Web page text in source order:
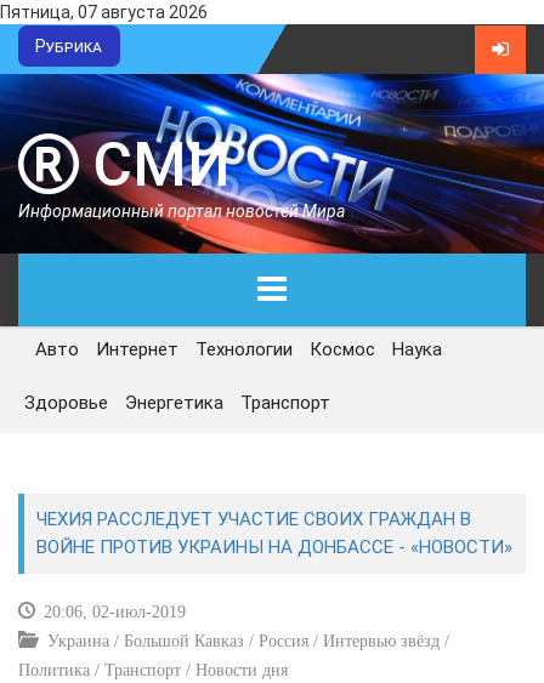
Пятница, 07 августа 2026
Рубрика
СМИ
Информационный портал новостей Мира
ГЛАВНАЯ
СЕГОДНЯ
ЭКОНОМИКА
СПОРТ
Авто Интернет Технологии Космос Наука
Здоровье Энергетика Транспорт
ЧЕХИЯ РАССЛЕДУЕТ УЧАСТИЕ СВОИХ ГРАЖДАН В
ВОЙНЕ ПРОТИВ УКРАИНЫ НА ДОНБАССЕ - «НОВОСТИ»
20:06, 02-июл-2019
Украина / Большой Кавказ / Россия / Интервью звёзд /
Политика / Транспорт / Новости дня